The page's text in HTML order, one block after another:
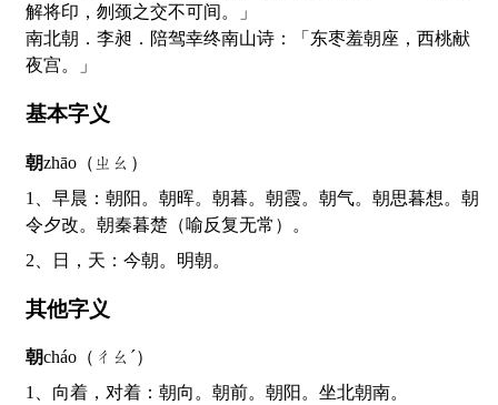
解将印，刎颈之交不可间。」
南北朝．李昶．陪驾幸终南山诗：「东枣羞朝座，西桃献
夜宫。」
基本字义
朝zhāo（ㄓㄠ）
1、早晨：朝阳。朝晖。朝暮。朝霞。朝气。朝思暮想。朝
令夕改。朝秦暮楚（喻反复无常）。
2、日，天：今朝。明朝。
其他字义
朝cháo（ㄔㄠˊ）
1、向着，对着：朝向。朝前。朝阳。坐北朝南。